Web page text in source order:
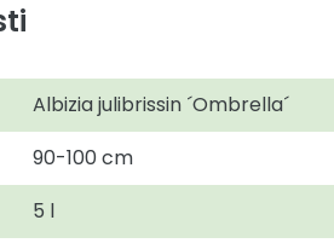
Albizia julibrissin ´Ombrella´
90-100 cm
5 l